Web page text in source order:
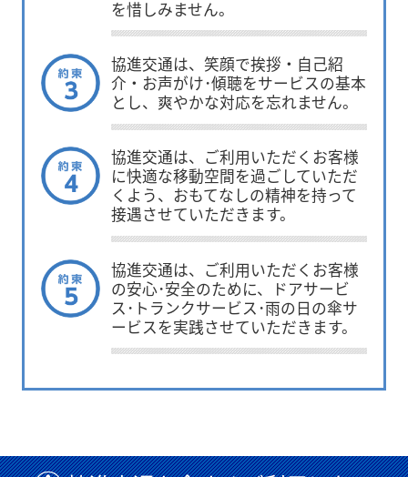
を惜しみません。
協進交通は、笑顔で挨拶・自己紹
介・お声がけ･傾聴をサービスの基本
とし、爽やかな対応を忘れません。
協進交通は、ご利用いただくお客様
に快適な移動空間を過ごしていただ
くよう、おもてなしの精神を持って
接遇させていただきます。
協進交通は、ご利用いただくお客様
の安心･安全のために、ドアサービ
ス･トランクサービス･雨の日の傘サ
ービスを実践させていただきます。